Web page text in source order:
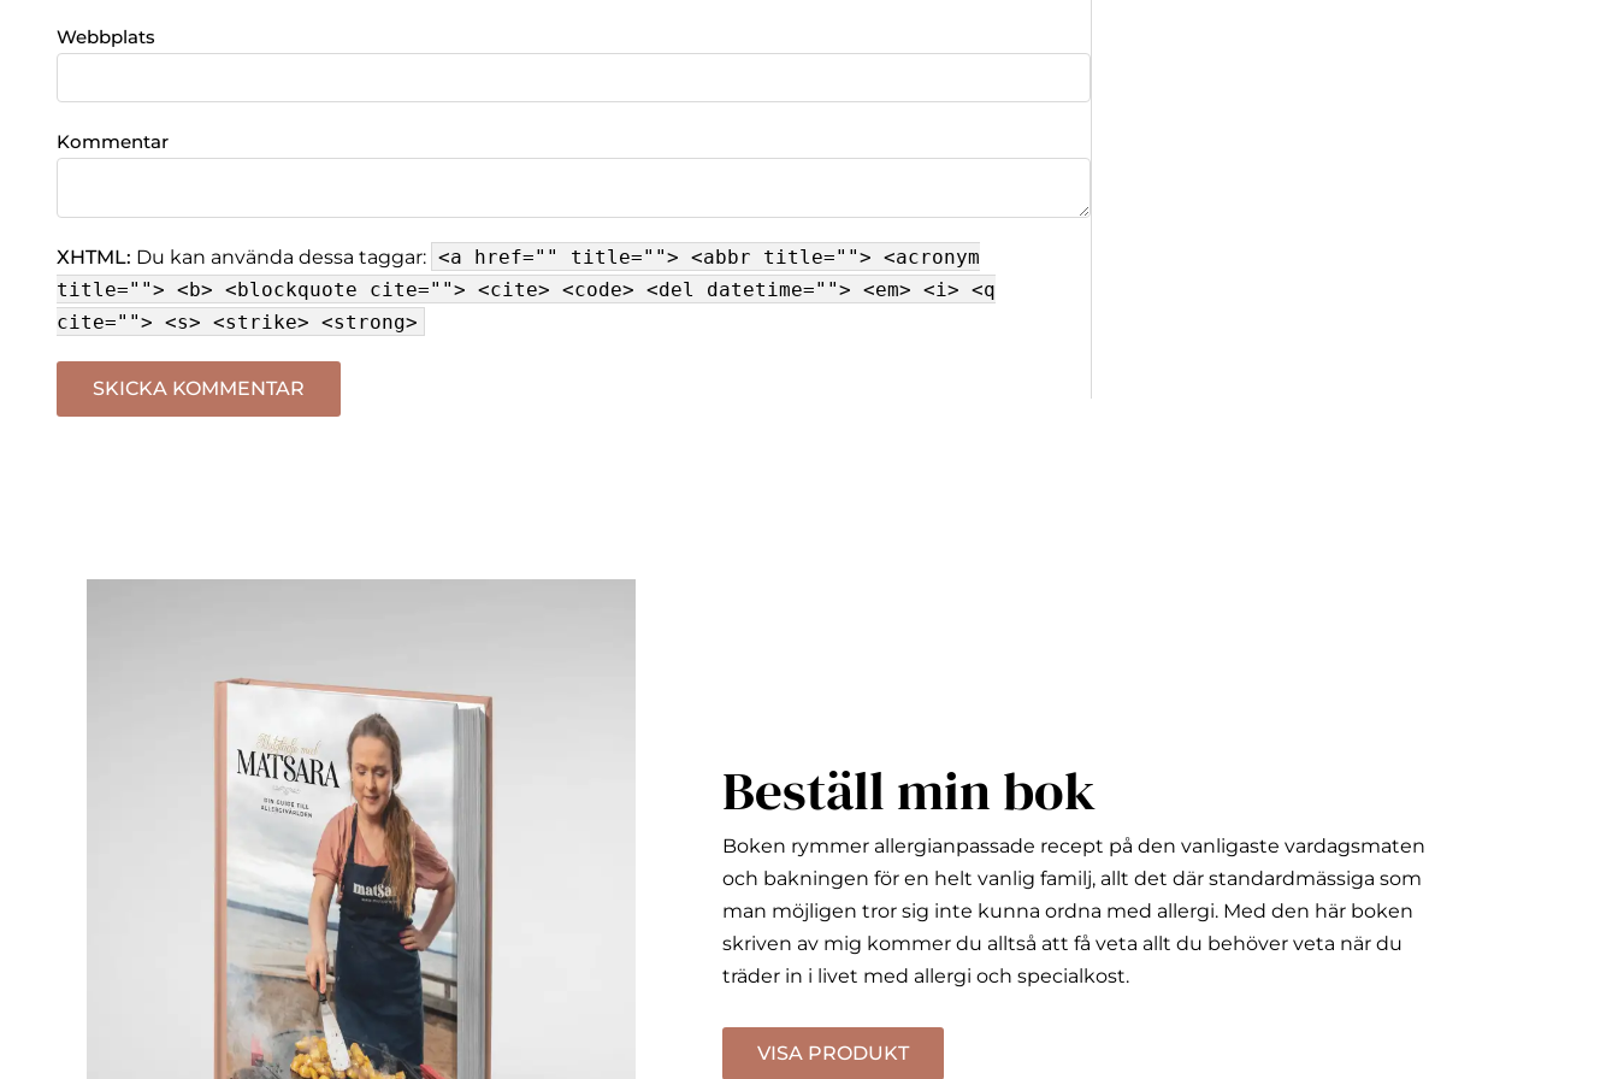
Webbplats
Kommentar
XHTML: Du kan använda dessa taggar: <a href="" title=""> <abbr title=""> <acronym
title=""> <b> <blockquote cite=""> <cite> <code> <del datetime=""> <em> <i> <q
cite=""> <s> <strike> <strong>
Beställ min bok
Boken rymmer allergianpassade recept på den vanligaste vardagsmaten
och bakningen för en helt vanlig familj, allt det där standardmässiga som
man möjligen tror sig inte kunna ordna med allergi. Med den här boken
skriven av mig kommer du alltså att få veta allt du behöver veta när du
träder in i livet med allergi och specialkost.
VISA PRODUKT